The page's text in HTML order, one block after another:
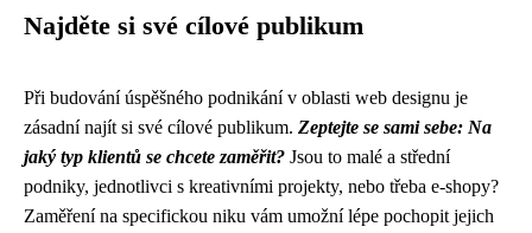
Najděte si své cílové publikum
Při budování úspěšného podnikání v oblasti web designu je
zásadní najít si své cílové publikum. Zeptejte se sami sebe: Na
jaký typ klientů se chcete zaměřit? Jsou to malé a střední
podniky, jednotlivci s kreativními projekty, nebo třeba e-shopy?
Zaměření na specifickou niku vám umožní lépe pochopit jejich